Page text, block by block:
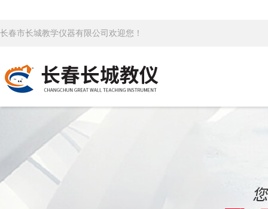
长春市长城教学仪器有限公司欢迎您！